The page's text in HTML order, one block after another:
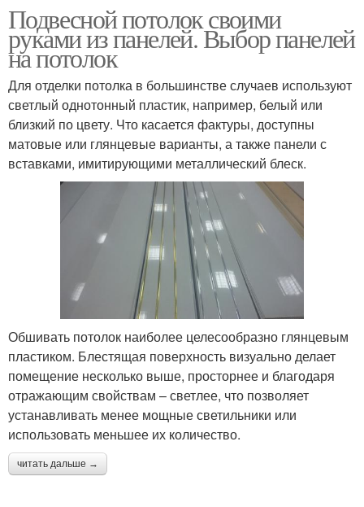
Подвесной потолок своими
руками из панелей. Выбор панелей
на потолок
Для отделки потолка в большинстве случаев используют
светлый однотонный пластик, например, белый или
близкий по цвету. Что касается фактуры, доступны
матовые или глянцевые варианты, а также панели с
вставками, имитирующими металлический блеск.
Обшивать потолок наиболее целесообразно глянцевым
пластиком. Блестящая поверхность визуально делает
помещение несколько выше, просторнее и благодаря
отражающим свойствам – светлее, что позволяет
устанавливать менее мощные светильники или
использовать меньшее их количество.
читать дальше →